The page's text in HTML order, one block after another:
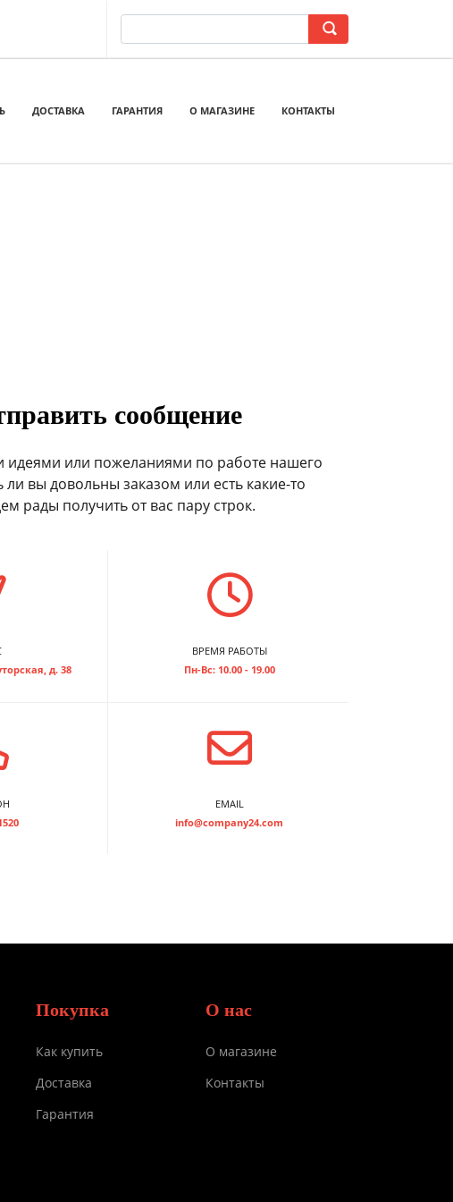
ДОСТАВКА ГАРАНТИЯ О МАГАЗИНЕ КОНТАКТЫ
сообщение
идеями или пожеланиями по работе нашего
ли вы довольны заказом или есть какие-то
рады получить от вас пару строк.
д. 38
ВРЕМЯ РАБОТЫ
Пн-Вс: 10.00 - 19.00
EMAIL
info@company24.com
Покупка
Как купить
Доставка
Гарантия
О нас
О магазине
Контакты